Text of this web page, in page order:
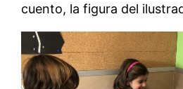
cuento, la figura del